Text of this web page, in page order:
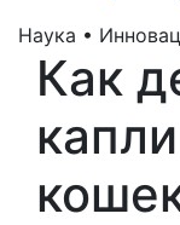
Наука •
Как